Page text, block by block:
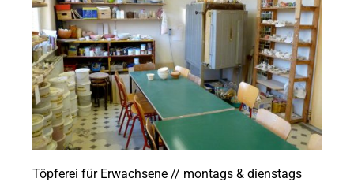
Töpferei für Erwachsene // montags & dienstags